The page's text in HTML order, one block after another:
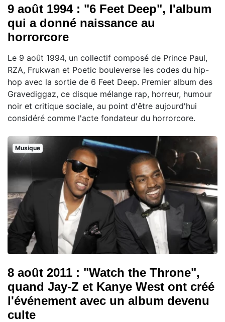
9 août 1994 : "6 Feet Deep", l'album
qui a donné naissance au
horrorcore
Le 9 août 1994, un collectif composé de Prince Paul,
RZA, Frukwan et Poetic bouleverse les codes du hip-
hop avec la sortie de 6 Feet Deep. Premier album des
Gravediggaz, ce disque mélange rap, horreur, humour
noir et critique sociale, au point d'être aujourd'hui
considéré comme l'acte fondateur du horrorcore.
Musique
8 août 2011 : "Watch the Throne",
quand Jay-Z et Kanye West ont créé
l'événement avec un album devenu
culte